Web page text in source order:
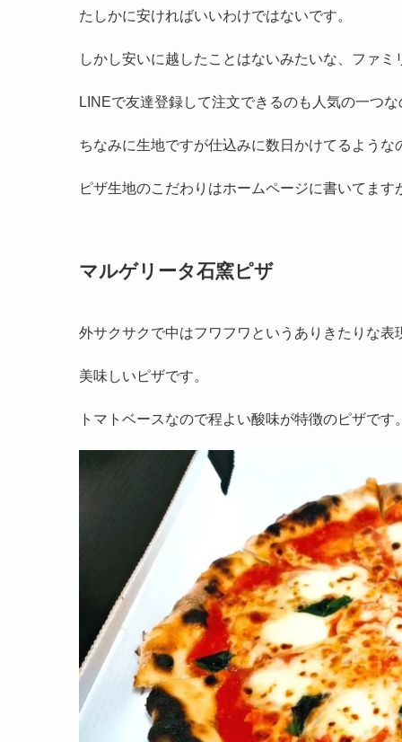
たしかに安ければいいわけではないです。
しかし安いに越したことはないみたいな、ファ
LINEで友達登録して注文できるのも人気の一つ
ちなみに生地ですが仕込みに数日かけてるよう
ピザ生地のこだわりはホームページに書いてま
マルゲリータ石窯ピザ
外サクサクで中はフワフワというありきたりな表
美味しいピザです。
トマトベースなので程よい酸味が特徴のピザです